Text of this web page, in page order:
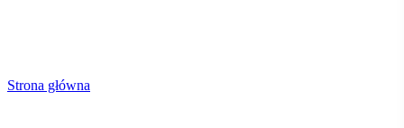
Strona główna